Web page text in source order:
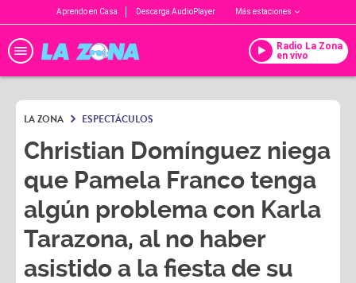
Aprendo en Casa Descarga AudioPlayer Más estaciones
Radio La Zona
en vivo
LA ZONA ESPECTÁCULOS
Christian Domínguez niega
que Pamela Franco tenga
algún problema con Karla
Tarazona, al no haber
asistido a la fiesta de su